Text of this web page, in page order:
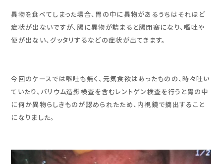
異物を食べてしまった場合、胃の中に異物があるうちはそれほど
症状が出ないですが、腸に異物が詰まると腸閉塞になり、嘔吐や
便が出ない、グッタリするなどの症状が出てきます。
今回のケースでは嘔吐も無く、元気食欲はあったものの、時々吐い
ていたり、バリウム造影検査を含むレントゲン検査を行うと胃の中
に何か異物らしきものが認められたため、内視鏡で摘出すること
になりました。